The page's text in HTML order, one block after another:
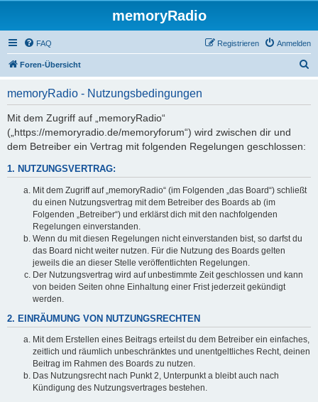
memoryRadio
FAQ Anmelden
Registrieren
Foren-Übersicht
memoryRadio - Nutzungsbedingungen
Mit dem Zugriff auf „memoryRadio“
(„https://memoryradio.de/memoryforum“) wird zwischen dir und
dem Betreiber ein Vertrag mit folgenden Regelungen geschlossen:
1. NUTZUNGSVERTRAG:
Mit dem Zugriff auf „memoryRadio“ (im Folgenden „das Board“) schließt
du einen Nutzungsvertrag mit dem Betreiber des Boards ab (im
Folgenden „Betreiber“) und erklärst dich mit den nachfolgenden
Regelungen einverstanden.
Wenn du mit diesen Regelungen nicht einverstanden bist, so darfst du
das Board nicht weiter nutzen. Für die Nutzung des Boards gelten
jeweils die an dieser Stelle veröffentlichten Regelungen.
Der Nutzungsvertrag wird auf unbestimmte Zeit geschlossen und kann
von beiden Seiten ohne Einhaltung einer Frist jederzeit gekündigt
werden.
2. EINRÄUMUNG VON NUTZUNGSRECHTEN
Mit dem Erstellen eines Beitrags erteilst du dem Betreiber ein einfaches,
zeitlich und räumlich unbeschränktes und unentgeltliches Recht, deinen
Beitrag im Rahmen des Boards zu nutzen.
Das Nutzungsrecht nach Punkt 2, Unterpunkt a bleibt auch nach
Kündigung des Nutzungsvertrages bestehen.